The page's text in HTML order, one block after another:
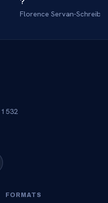
Florence Servan-Schreiber
1 532
FORMATS